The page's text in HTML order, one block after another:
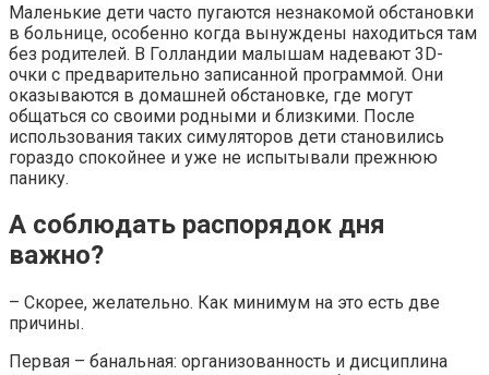
Маленькие дети часто пугаются незнакомой обстановки
в больнице, особенно когда вынуждены находиться там
без родителей. В Голландии малышам надевают 3D-
очки с предварительно записанной программой. Они
оказываются в домашней обстановке, где могут
общаться со своими родными и близкими. После
использования таких симуляторов дети становились
гораздо спокойнее и уже не испытывали прежнюю
панику.
А соблюдать распорядок дня
важно?
– Скорее, желательно. Как минимум на это есть две
причины.
Первая – банальная: организованность и дисциплина